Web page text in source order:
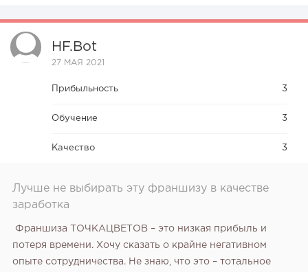
HF.bot
27 МАЯ 2021
Прибыльность 3
Обучение 3
Качество 3
Лучше не выбирать эту франшизу в качестве
заработка
Франшиза ТОЧКАЦВЕТОВ – это низкая прибыль и
потеря времени. Хочу сказать о крайне негативном
опыте сотрудничества. Не знаю, что это – тотальное